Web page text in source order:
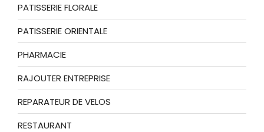
PATISSERIE FLORALE
PATISSERIE ORIENTALE
PHARMACIE
RAJOUTER ENTREPRISE
REPARATEUR DE VELOS
RESTAURANT